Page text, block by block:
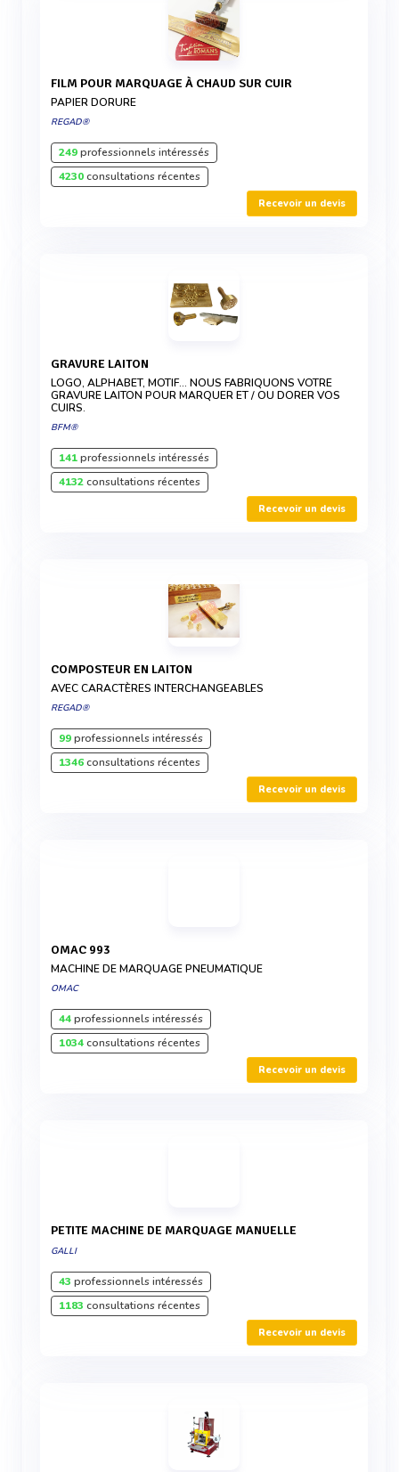
FILM POUR MARQUAGE À CHAUD SUR CUIR
PAPIER DORURE
REGAD®
249professionnels intéressés
4230consultations récentes
Recevoir un devis
GRAVURE LAITON
LOGO, ALPHABET, MOTIF... NOUS FABRIQUONS VOTRE
GRAVURE LAITON POUR MARQUER ET / OU DORER VOS
CUIRS.
BFM®
141professionnels intéressés
4132consultations récentes
Recevoir un devis
COMPOSTEUR EN LAITON
AVEC CARACTÈRES INTERCHANGEABLES
REGAD®
99professionnels intéressés
1346consultations récentes
Recevoir un devis
OMAC 993
MACHINE DE MARQUAGE PNEUMATIQUE
OMAC
44professionnels intéressés
1034consultations récentes
Recevoir un devis
PETITE MACHINE DE MARQUAGE MANUELLE
GALLI
43 professionnels intéressés
1183 consultations récentes
Recevoir un devis